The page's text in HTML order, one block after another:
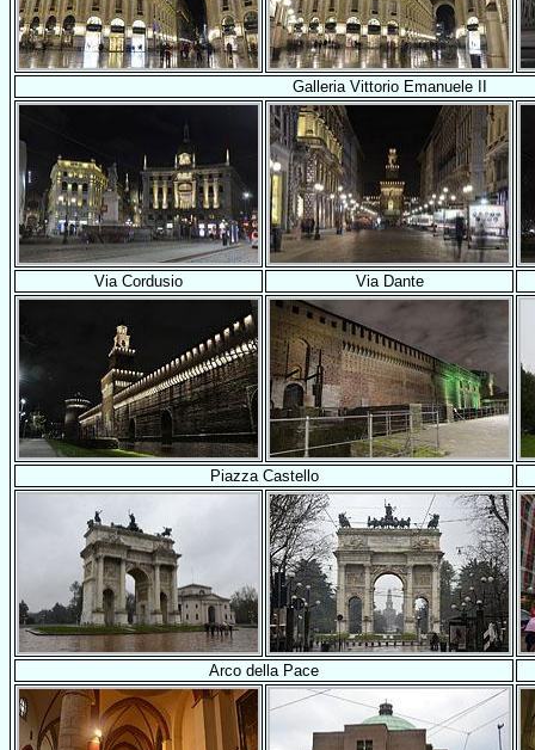
Galleria Vittorio Emanuele II
Via Cordusio Via Dante
Piazza Castello
Arco della Pace